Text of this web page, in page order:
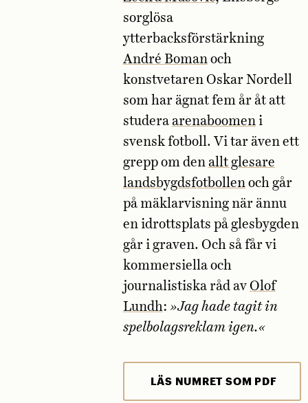
sorglösa
ytterbacksförstärkning
André Bomanoch
konstvetaren Oskar Nordell
som har ägnat fem år åt att
studera arenaboomeni
svensk fotboll. Vi tar även ett
grepp om den allt glesare
landsbygdsfotbollenoch går
på mäklarvisning när ännu
en idrottsplats på glesbygden
går i graven. Och så får vi
kommersiella och
journalistiska råd av Olof
Lundh: »Jag hade tagit in
spelbolagsreklam igen.«
LÄS NUMRET SOM PDF